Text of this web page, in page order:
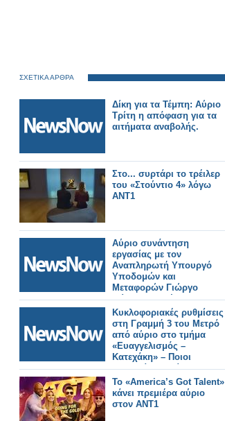
ΣΧΕΤΙΚΑ ΑΡΘΡΑ
Δίκη για τα Τέμπη: Αύριο
Τρίτη η απόφαση για τα
αιτήματα αναβολής.
Στο... συρτάρι το τρέιλερ
του «Στούντιο 4» λόγω
ΑΝΤ1
Αύριο συνάντηση
εργασίας με τον
Αναπληρωτή Υπουργό
Υποδομών και
Μεταφορών Γιώργο
Κώτσηρα θα έχει ο
Κωνσταντίνος
Γκιουλέκας.
Κυκλοφοριακές ρυθμίσεις
στη Γραμμή 3 του Μετρό
από αύριο στο τμήμα
«Ευαγγελισμός –
Κατεχάκη» – Ποιοι
σταθμοί θα κλείνουν στις
21:40.
Το «America’s Got Talent»
κάνει πρεμιέρα αύριο
στον ΑΝΤ1